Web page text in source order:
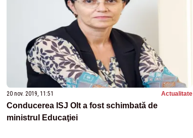
20 nov. 2019, 11:51 Actualitate
Conducerea ISJ Olt a fost schimbată de
ministrul Educaţiei